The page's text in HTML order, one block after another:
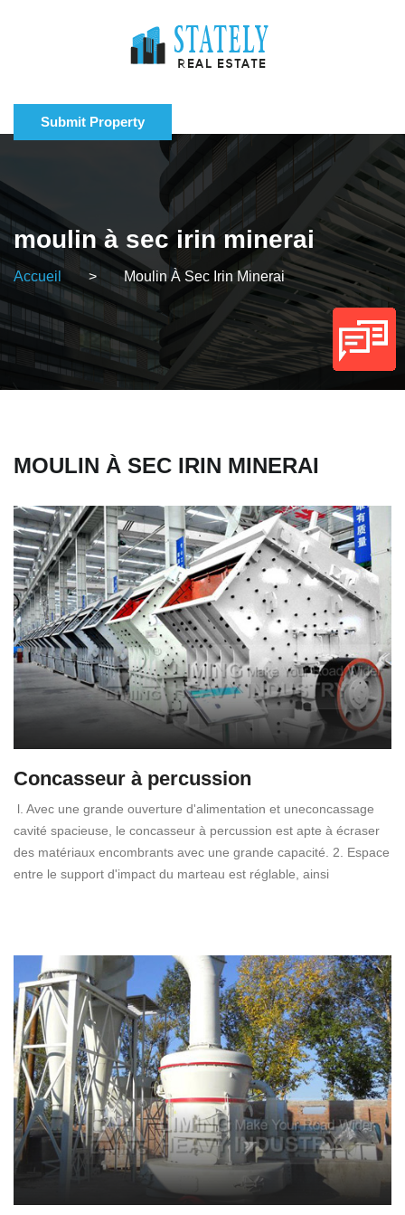
Submit Property
moulin à sec irin minerai
Accueil > Moulin À Sec Irin Minerai
MOULIN À SEC IRIN MINERAI
Concasseur à percussion
l. Avec une grande ouverture d'alimentation et uneconcassage
cavité spacieuse, le concasseur à percussion est apte à écraser
des matériaux encombrants avec une grande capacité. 2. Espace
entre le support d'impact du marteau est réglable, ainsi